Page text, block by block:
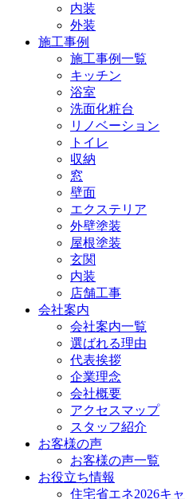
内装
外装
施工事例
施工事例一覧
キッチン
浴室
洗面化粧台
リノベーション
トイレ
収納
窓
壁面
エクステリア
外壁塗装
屋根塗装
玄関
内装
店舗工事
会社案内
会社案内一覧
選ばれる理由
代表挨拶
企業理念
会社概要
アクセスマップ
スタッフ紹介
お客様の声
お客様の声一覧
お役立ち情報
住宅省エネ2026キ